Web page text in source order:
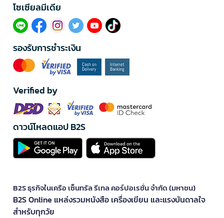
โซเซียลมีเดีย​
รองรับการชำระเงิน
Verified by
ดาวน์โหลดแอป B2S
B2S ธุรกิจในเครือ เซ็นทรัล รีเทล คอร์ปอเรชั่น จำกัด (มหาชน)
B2S Online แหล่งรวมหนังสือ เครื่องเขียน และแรงบันดาลใจ
สำหรับทุกวัย